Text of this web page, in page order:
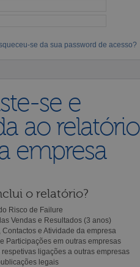
se da sua password de acesso?
se e
ao relatório
empresa
o relatório?
Risco de Failure
Vendas e Resultados (3 anos)
Contactos e Atividade da empresa
Participações em outras empresas
respetivas ligações a outras empresas
legais